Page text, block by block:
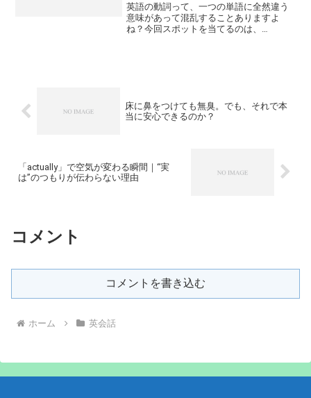
英語の動詞って、一つの単語に全然違う
意味があって混乱することありますよ
ね？今回スポットを当てるのは、
床に鼻をつけても無臭。でも、それで本
当に安心できるのか？
「actually」で空気が変わる瞬間｜“実
は”のつもりが伝わらない理由
コメント
コメントを書き込む
ホーム 英会話